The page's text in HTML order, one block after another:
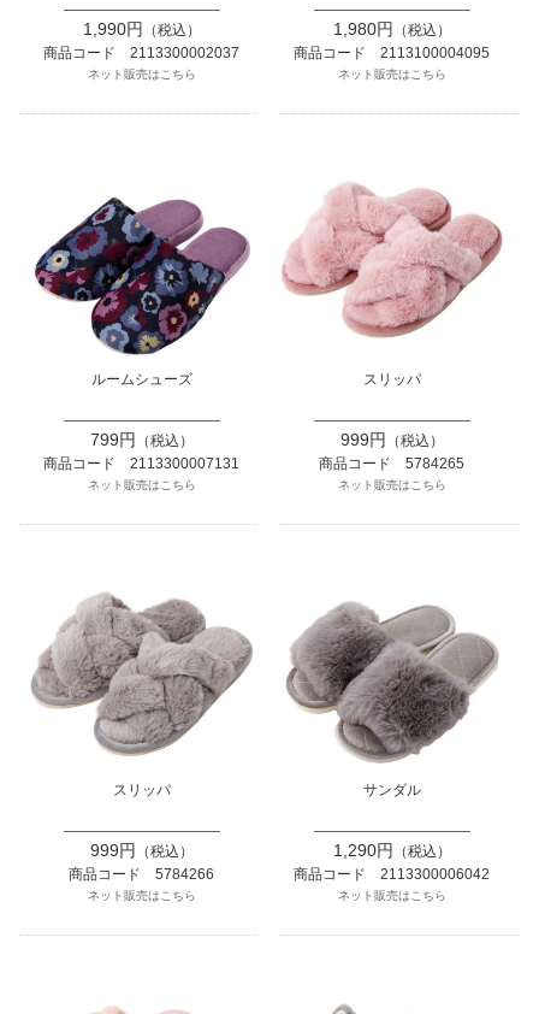
1,990円
（税込）
商品コード 2113300002037
ネット販売はこちら
1,980円
（税込）
商品コード 2113100004095
ネット販売はこちら
ルームシューズ
799円
（税込）
商品コード 2113300007131
ネット販売はこちら
スリッパ
999円
（税込）
商品コード 5784265
ネット販売はこちら
スリッパ
999円
（税込）
商品コード 5784266
ネット販売はこちら
サンダル
1,290円
（税込）
商品コード 2113300006042
ネット販売はこちら